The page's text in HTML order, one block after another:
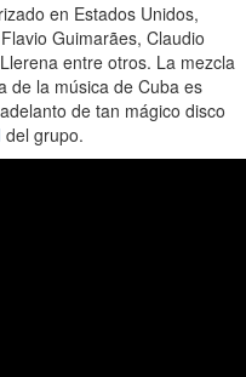
en Estados Unidos,
Guimarães, Claudio
entre otros. La mezcla
de la música de Cuba es
de tan mágico disco
del grupo.